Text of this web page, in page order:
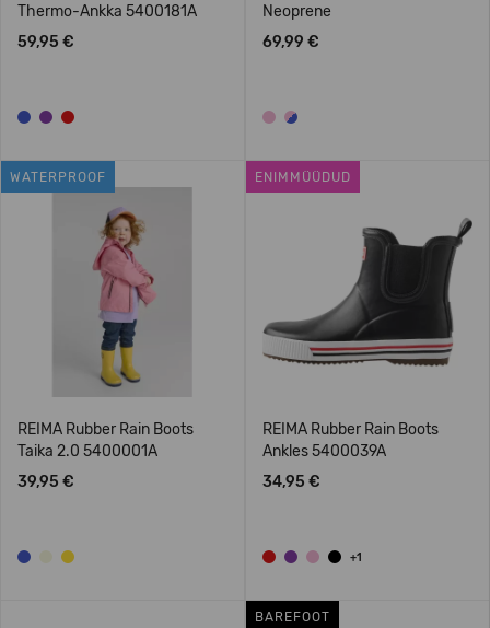
Thermo-Ankka 5400181A
59,95 €
Neoprene
69,99 €
WATERPROOF
REIMA Rubber Rain Boots
Taika 2.0 5400001A
39,95 €
ENIMMÜÜDUD
REIMA Rubber Rain Boots
Ankles 5400039A
34,95 €
+1
BAREFOOT